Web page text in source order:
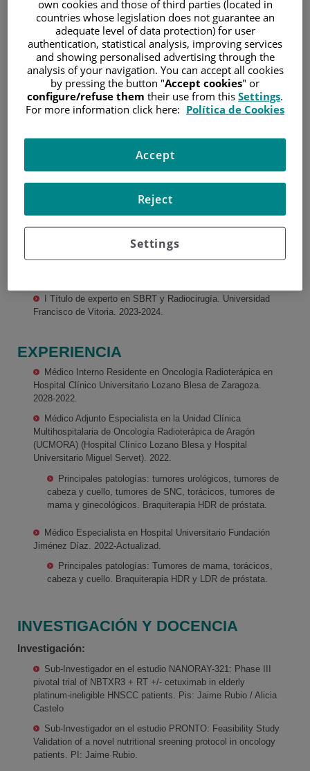
Carlos Camacho
Fuentes
Oncología Radioterápica
Máster Propio en
Medicina Clínica.
Universidad Camilo José
Cela. 2018.
Especialidad Médica en
Oncología Radioterápica.
2018-2022.
Capacitación como
instalaciones radiactivas
en el campo específico de radioterapia. Asesoría y Control en
Protección Radiológica, S.L. 2020.
Máster Internacional de Oncología Clínica. Universidad
Francisco de Vitoria. 2018-2020.
Máster Internacional de Oncología Radioterápica
I Título de experto en SBRT y Radiocirugía. Universidad
Francisco de Vitoria. 2023-2024.
EXPERIENCIA
Médico Interno Residente en Oncología Radioterápica en
Hospital Clínico Universitario Lozano Blesa de Zaragoza.
2028-2022.
Médico Adjunto Especialista en la Unidad Clínica
Multihospitalaria de Oncología Radioterápica de Aragón
(UCMORA) (Hospital Clínico Lozano Blesa y Hospital
Universitario Miguel Servet). 2022.
Principales patologías: tumores urológicos, tumores de
cabeza y cuello, tumores de SNC, torácicos, tumores de
mama y ginecológicos. Braquiterapia HDR de próstata.
Médico Especialista en Hospital Universitario Fundación
Jiménez Díaz. 2022-Actualizad.
Principales patologías: Tumores de mama, torácicos,
cabeza y cuello. Braquiterapia HDR y LDR de próstata.
INVESTIGACIÓN Y DOCENCIA
Investigación:
Sub-Investigador en el estudio NANORAY-321: Phase III
pivotal trial of NBTXR3 + RT +/- cetuximab in elderly
platinum-ineligible HNSCC patients. Pis: Jaime Rubio / Alicia
Castelo
Sub-Investigador en el estudio PRONTO: Feasibility Study
Validation of a novel nutritional sreening protocol in oncology
patients. PI: Jaime Rubio.
own cookies and those of third parties (located in
countries whose legislation does not guarantee an
adequate level of data protection) for user
authentication, statistical analysis, improving services
and showing personalised advertising through the
analysis of your navigation. You can accept all cookies
by pressing the button "Accept cookies" or
configure/refuse them their use from this Settings.
For more information click here: Política de Cookies
Settings
Reject
Accept